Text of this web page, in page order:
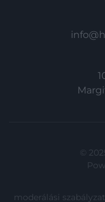
©
moderálási szabályzat